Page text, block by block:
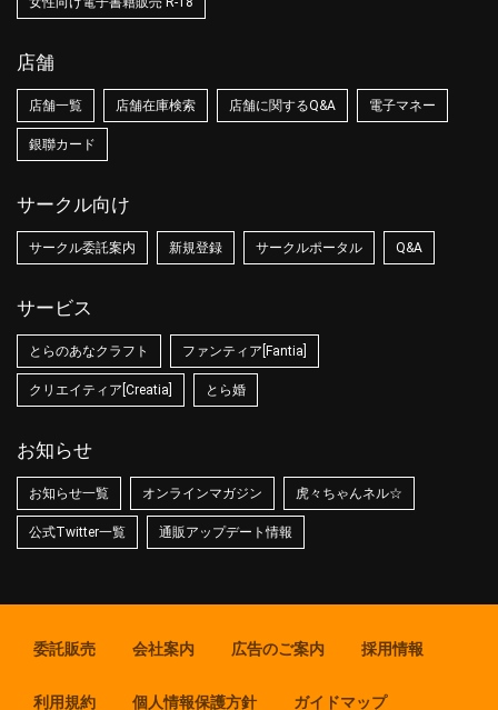
店舗
店舗一覧 店舗在庫検索 店舗に関するQ&A 電子マネー
銀聯カード
サークル向け
サークル委託案内 新規登録 サークルポータル Q&A
サービス
とらのあなクラフト ファンティア[Fantia]
クリエイティア[Creatia] とら婚
お知らせ
お知らせ一覧 オンラインマガジン 虎々ちゃんネル☆
公式Twitter一覧 通販アップデート情報
委託販売 会社案内 広告のご案内 採用情報
利用規約 個人情報保護方針 ガイドマップ